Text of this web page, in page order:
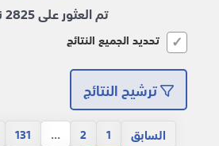
تم العثور على 2825 نتيجة
تحديد الجميع النتائج
ترشيح النتائج
السابق 1
2
...
131